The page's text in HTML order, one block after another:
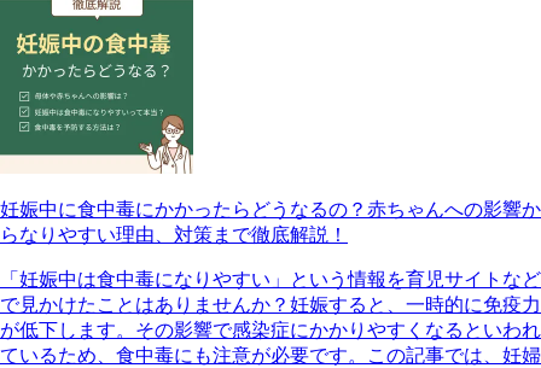
妊娠中に食中毒にかかったらどうなるの？赤ちゃんへの影響か
らなりやすい理由、対策まで徹底解説！
「妊娠中は食中毒になりやすい」という情報を育児サイトなど
で見かけたことはありませんか？妊娠すると、一時的に免疫力
が低下します。その影響で感染症にかかりやすくなるといわれ
ているため、食中毒にも注意が必要です。この記事では、妊婦